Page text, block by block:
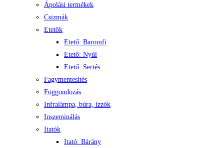
Ápolási termékek
Csizmák
Etetők
Etető: Baromfi
Etető: Nyúl
Etető: Sertés
Fagymentesítés
Foggondozás
Infralámpa, búra, izzók
Inszeminálás
Itatók
Itató: Bárány